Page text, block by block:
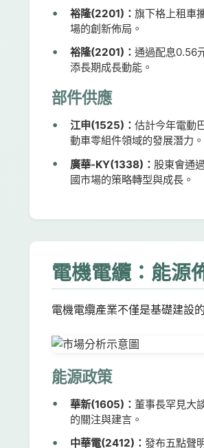
裕隆(2201)：旗下格上租車
場的創新佈局。
裕隆(2201)：通過配息0.56
添長期成長動能。
部件供應
江申(1525)：估計今年電動
動車零組件領域的發展潛力。
廣華-KY(1338)： 股東會通
國市場的策略轉型與成長。
電機電纜：能源
電機電纜產業不僅是基礎建設
能源政策
華新(1605)： 董事長罕見大
的關注與建言。
中華電(2412)：發布五點聲